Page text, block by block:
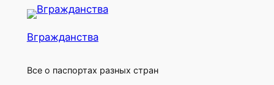
Вгражданства
Все о паспортах разных стран